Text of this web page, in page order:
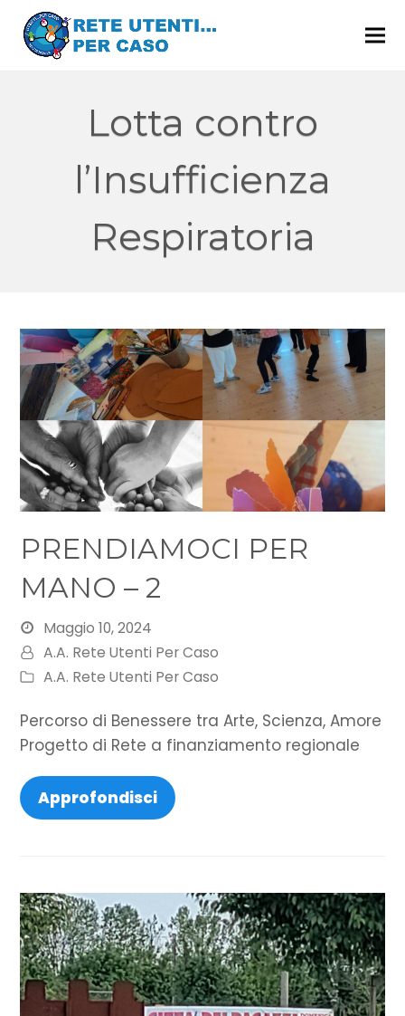
Lotta contro
l’Insufficienza
Respiratoria
PRENDIAMOCI PER
MANO – 2
Maggio 10, 2024
A.A. Rete Utenti Per Caso
A.A. Rete Utenti Per Caso
Percorso di Benessere tra Arte, Scienza, Amore
Progetto di Rete a finanziamento regionale
Approfondisci